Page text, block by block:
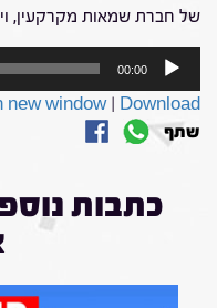
של חברת שמאות מקרקעין,
00:00
new window| Download
שתף
כתבות